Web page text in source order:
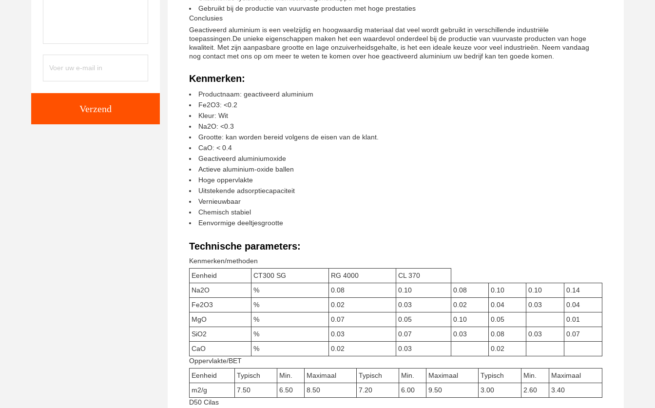
Verzend
Gebruikt bij de productie van vuurvaste producten met hoge prestaties
Conclusies
Geactiveerd aluminium is een veelzijdig en hoogwaardig materiaal dat veel wordt gebruikt in verschillende industriële
toepassingen.De unieke eigenschappen maken het een waardevol onderdeel bij de productie van vuurvaste producten van hoge
kwaliteit. Met zijn aanpasbare grootte en lage onzuiverheidsgehalte, is het een ideale keuze voor veel industrieën. Neem vandaag
nog contact met ons op om meer te weten te komen over hoe geactiveerd aluminium uw bedrijf kan ten goede komen.
Kenmerken:
Productnaam: geactiveerd aluminium
Fe2O3: <0.2
Kleur: Wit
Na2O: <0.3
Grootte: kan worden bereid volgens de eisen van de klant.
CaO: < 0.4
Geactiveerd aluminiumoxide
Actieve aluminium-oxide ballen
Hoge oppervlakte
Uitstekende adsorptiecapaciteit
Vernieuwbaar
Chemisch stabiel
Eenvormige deeltjesgrootte
Technische parameters:
Kenmerken/methoden
Eenheid
CT300 SG RG 4000
CL 370
Na2O
% 0.08 0.10 0.08 0.10 0.10
0.14
Fe2O3
% 0.02 0.03 0.02 0.04 0.03
0.04
MgO
% 0.07 0.05 0.10 0.05
0.01
SiO2
% 0.03 0.07 0.03 0.08 0.03
0.07
CaO
% 0.02 0.03
0.02
Oppervlakte/BET
Eenheid
Typisch Min. Maximaal Typisch Min. Maximaal Typisch Min.
Maximaal
m2/g
7.50 6.50 8.50 7.20 6.00 9.50 3.00 2.60
3.40
D50 Cilas